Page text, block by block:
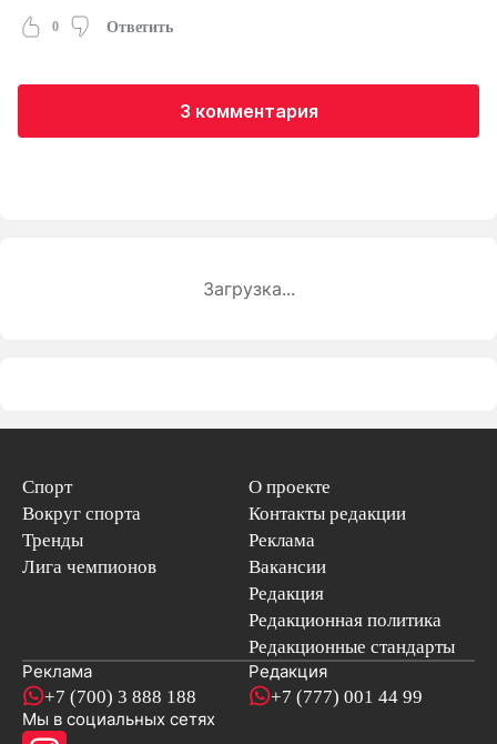
0 Ответить
3 комментария
Загрузка...
Спорт
Вокруг спорта
Тренды
Лига чемпионов
О проекте
Контакты редакции
Реклама
Вакансии
Редакция
Редакционная политика
Редакционные стандарты
Реклама
+7 (700) 3 888 188
Редакция
+7 (777) 001 44 99
Мы в социальных сетях